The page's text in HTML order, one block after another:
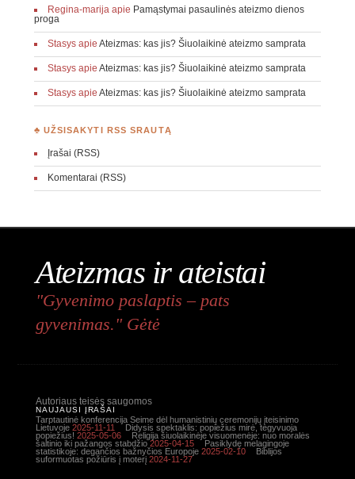
Regina-marijaapie Pamąstymai pasaulinės ateizmo dienos
proga
Stasysapie Ateizmas: kas jis? Šiuolaikinė ateizmo samprata
Stasysapie Ateizmas: kas jis? Šiuolaikinė ateizmo samprata
Stasysapie Ateizmas: kas jis? Šiuolaikinė ateizmo samprata
♣ UŽSISAKYTI RSS SRAUTĄ
Įrašai (RSS)
Komentarai (RSS)
Ateizmas ir ateistai
"Gyvenimo paslaptis – pats
gyvenimas." Gėtė
Autoriaus teisės saugomos
NAUJAUSI ĮRAŠAI
Tarptautinė konferencija Seime dėl humanistinių ceremonijų įteisinimo
Lietuvoje 2025-11-11
Didysis spektaklis: popiežius mirė, tegyvuoja
popiežius! 2025-05-06
Religija šiuolaikinėje visuomenėje: nuo moralės
šaltinio iki pažangos stabdžio 2025-04-15
Pasiklydę melagingoje
statistikoje: degančios bažnyčios Europoje 2025-02-10
Biblijos
suformuotas požiūris į moterį 2024-11-27